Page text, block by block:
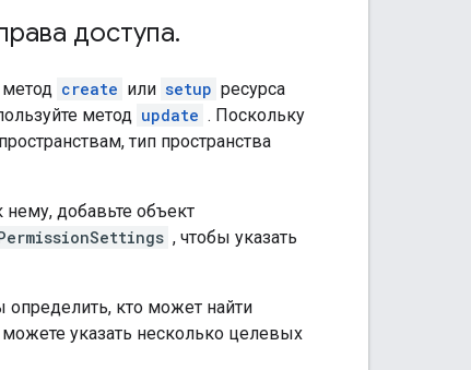
доступа.
метод create или setup ресурса
метод update . Поскольку
тип пространства
нему, добавьте объект
, чтобы указать
определить, кто может найти
можете указать несколько целевых